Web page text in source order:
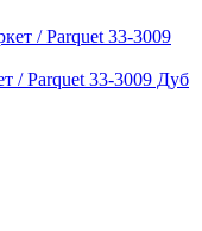
/ Parquet 33-3009 Дуб